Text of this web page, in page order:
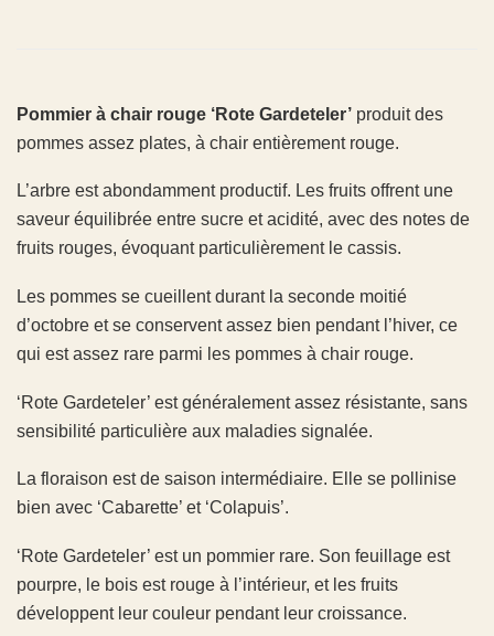
Pommier à chair rouge ‘Rote Gardeteler’ produit des
pommes assez plates, à chair entièrement rouge.
L’arbre est abondamment productif. Les fruits offrent une
saveur équilibrée entre sucre et acidité, avec des notes de
fruits rouges, évoquant particulièrement le cassis.
Les pommes se cueillent durant la seconde moitié
d’octobre et se conservent assez bien pendant l’hiver, ce
qui est assez rare parmi les pommes à chair rouge.
‘Rote Gardeteler’ est généralement assez résistante, sans
sensibilité particulière aux maladies signalée.
La floraison est de saison intermédiaire. Elle se pollinise
bien avec ‘Cabarette’ et ‘Colapuis’.
‘Rote Gardeteler’ est un pommier rare. Son feuillage est
pourpre, le bois est rouge à l’intérieur, et les fruits
développent leur couleur pendant leur croissance.